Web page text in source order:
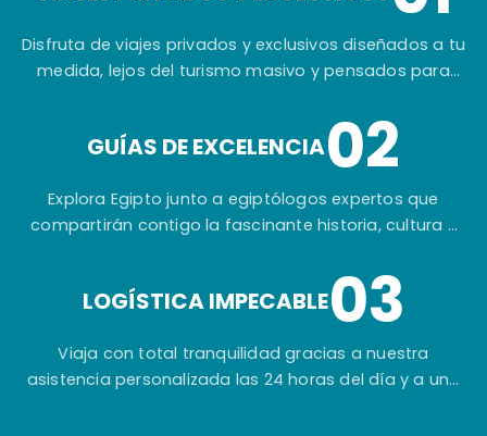
Disfruta de viajes privados y exclusivos diseñados a tu
medida, lejos del turismo masivo y pensados para
GUÍAS DE EXCELENCIA02
Explora Egipto junto a egiptólogos expertos que
compartirán contigo la fascinante historia, cultura y
extraordinarias del mundo.
LOGÍSTICA IMPECABLE03
Viaja con total tranquilidad gracias a nuestra
asistencia personalizada las 24 horas del día y a una